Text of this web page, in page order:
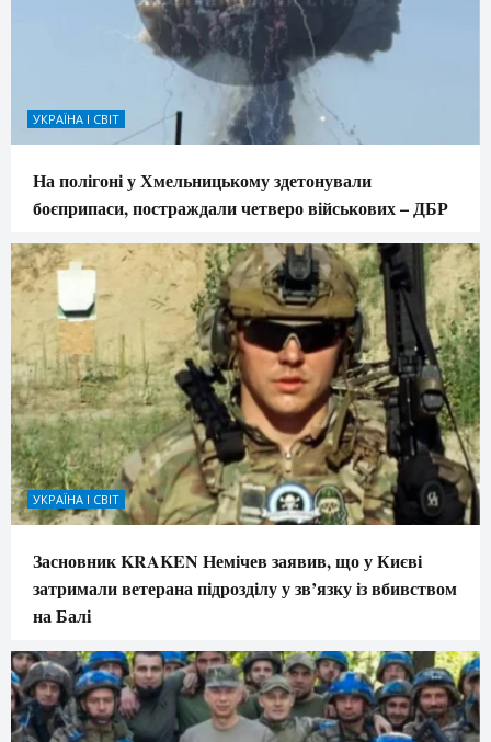
УКРАЇНА І СВІТ
На полігоні у Хмельницькому здетонували
боєприпаси, постраждали четверо військових – ДБР
УКРАЇНА І СВІТ
Засновник KRAKEN Немічев заявив, що у Києві
затримали ветерана підрозділу у зв’язку із вбивством
на Балі